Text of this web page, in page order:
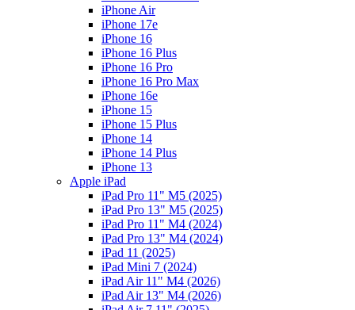
iPhone Air
iPhone 17e
iPhone 16
iPhone 16 Plus
iPhone 16 Pro
iPhone 16 Pro Max
iPhone 16e
iPhone 15
iPhone 15 Plus
iPhone 14
iPhone 14 Plus
iPhone 13
Apple iPad
iPad Pro 11" M5 (2025)
iPad Pro 13" M5 (2025)
iPad Pro 11" M4 (2024)
iPad Pro 13" M4 (2024)
iPad 11 (2025)
iPad Mini 7 (2024)
iPad Air 11" M4 (2026)
iPad Air 13" M4 (2026)